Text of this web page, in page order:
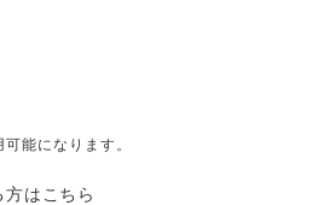
能になります。
はこちら